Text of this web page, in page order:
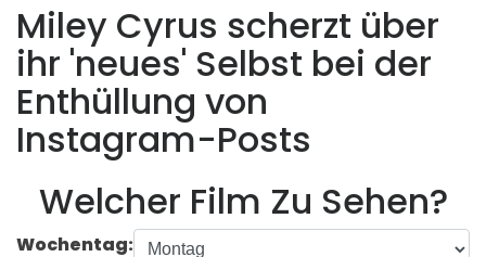
Miley Cyrus scherzt über
ihr 'neues' Selbst bei der
Enthüllung von
Instagram-Posts
Welcher Film Zu Sehen?
Wochentag: